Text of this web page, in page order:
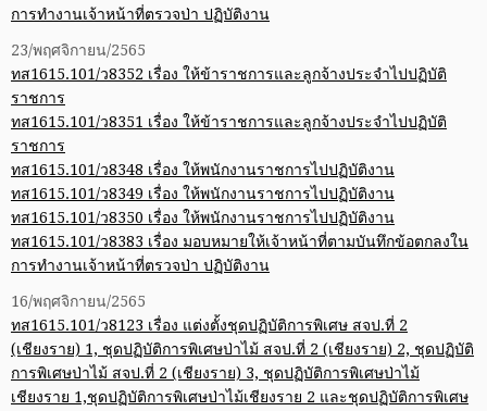
การทำงานเจ้าหน้าที่ตรวจป่า ปฏิบัติงาน
23/พฤศจิกายน/2565
ทส1615.101/ว8352 เรื่อง ให้ข้าราชการและลูกจ้างประจำไปปฏิบัติ
ราชการ
ทส1615.101/ว8351 เรื่อง ให้ข้าราชการและลูกจ้างประจำไปปฏิบัติ
ราชการ
ทส1615.101/ว8348 เรื่อง ให้พนักงานราชการไปปฏิบัติงาน
ทส1615.101/ว8349 เรื่อง ให้พนักงานราชการไปปฏิบัติงาน
ทส1615.101/ว8350 เรื่อง ให้พนักงานราชการไปปฏิบัติงาน
ทส1615.101/ว8383 เรื่อง มอบหมายให้เจ้าหน้าที่ตามบันทึกข้อตกลงใน
การทำงานเจ้าหน้าที่ตรวจป่า ปฏิบัติงาน
16/พฤศจิกายน/2565
ทส1615.101/ว8123 เรื่อง แต่งตั้งชุดปฏิบัติการพิเศษ สจป.ที่ 2
(เชียงราย) 1, ชุดปฏิบัติการพิเศษป่าไม้ สจป.ที่ 2 (เชียงราย) 2, ชุดปฏิบัติ
การพิเศษป่าไม้ สจป.ที่ 2 (เชียงราย) 3, ชุดปฏิบัติการพิเศษป่าไม้
เชียงราย 1,ชุดปฏิบัติการพิเศษป่าไม้เชียงราย 2 และชุดปฏิบัติการพิเศษ